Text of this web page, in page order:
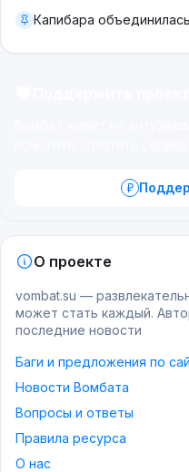
Капибара
О проекте
vombat.su —
может стать каждый.
последние новости
Баги и предложения по
Новости Вомбата
Вопросы и ответы
Правила ресурса
О нас